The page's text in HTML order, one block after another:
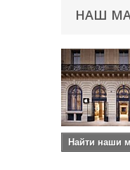
НАШ
Найти наши